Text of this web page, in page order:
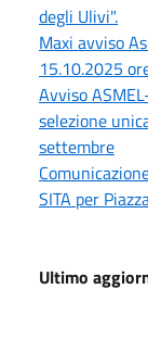
degli Ulivi".
Maxi avviso
15.10.2025
Avviso
selezione
settembre
SITA per
Ultimo